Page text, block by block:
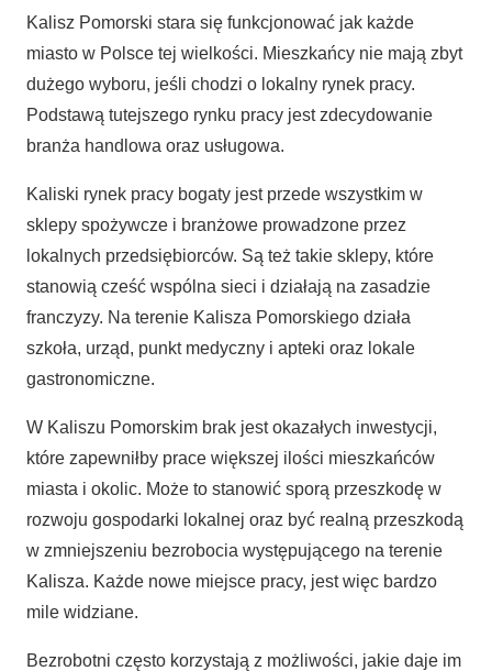
Kalisz Pomorski stara się funkcjonować jak każde
miasto w Polsce tej wielkości. Mieszkańcy nie mają zbyt
dużego wyboru, jeśli chodzi o lokalny rynek pracy.
Podstawą tutejszego rynku pracy jest zdecydowanie
branża handlowa oraz usługowa.
Kaliski rynek pracy bogaty jest przede wszystkim w
sklepy spożywcze i branżowe prowadzone przez
lokalnych przedsiębiorców. Są też takie sklepy, które
stanowią cześć wspólna sieci i działają na zasadzie
franczyzy. Na terenie Kalisza Pomorskiego działa
szkoła, urząd, punkt medyczny i apteki oraz lokale
gastronomiczne.
W Kaliszu Pomorskim brak jest okazałych inwestycji,
które zapewniłby prace większej ilości mieszkańców
miasta i okolic. Może to stanowić sporą przeszkodę w
rozwoju gospodarki lokalnej oraz być realną przeszkodą
w zmniejszeniu bezrobocia występującego na terenie
Kalisza. Każde nowe miejsce pracy, jest więc bardzo
mile widziane.
Bezrobotni często korzystają z możliwości, jakie daje im